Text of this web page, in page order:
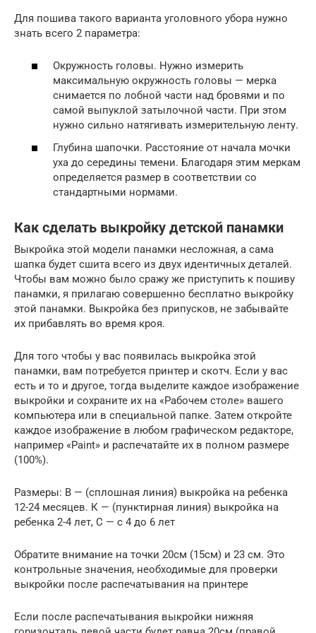
Для пошива такого варианта уголовного убора нужно
знать всего 2 параметра:
Окружность головы. Нужно измерить
максимальную окружность головы — мерка
снимается по лобной части над бровями и по
самой выпуклой затылочной части. При этом
нужно сильно натягивать измерительную ленту.
Глубина шапочки. Расстояние от начала мочки
уха до середины темени. Благодаря этим меркам
определяется размер в соответствии со
стандартными нормами.
Как сделать выкройку детской панамки
Выкройка этой модели панамки несложная, а сама
шапка будет сшита всего из двух идентичных деталей.
Чтобы вам можно было сражу же приступить к пошиву
панамки, я прилагаю совершенно бесплатно выкройку
этой панамки. Выкройка без припусков, не забывайте
их прибавлять во время кроя.
Для того чтобы у вас появилась выкройка этой
панамки, вам потребуется принтер и скотч. Если у вас
есть и то и другое, тогда выделите каждое изображение
выкройки и сохраните их на «Рабочем столе» вашего
компьютера или в специальной папке. Затем откройте
каждое изображение в любом графическом редакторе,
например «Paint» и распечатайте их в полном размере
(100%).
Размеры: В — (сплошная линия) выкройка на ребенка
12-24 месяцев. К — (пунктирная линия) выкройка на
ребенка 2-4 лет, С — с 4 до 6 лет
Обратите внимание на точки 20см (15см) и 23 см. Это
контрольные значения, необходимые для проверки
выкройки после распечатывания на принтере
Если после распечатывания выкройки нижняя